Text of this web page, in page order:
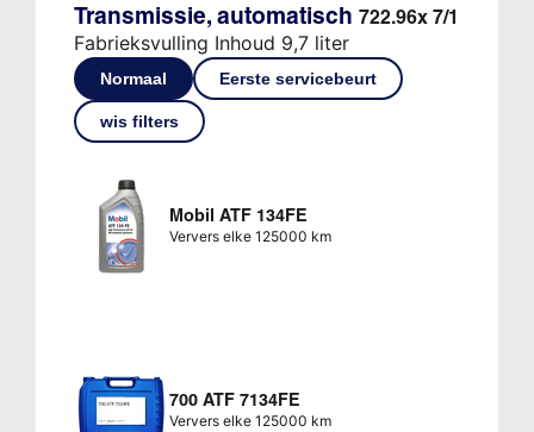
Transmissie, automatisch 722.96x 7/1
Fabrieksvulling Inhoud 9,7 liter
Normaal Eerste servicebeurt
wis filters
Mobil ATF 134FE
Ververs elke 125000 km
700 ATF 7134FE
Ververs elke 125000 km